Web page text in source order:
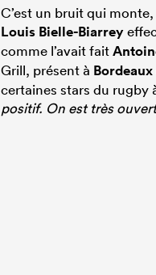
C’est un bruit qui
Louis Bielle-Biarrey
comme l’avait fait
Grill, présent à Bordeaux
certaines stars du rugby
positif. On est très